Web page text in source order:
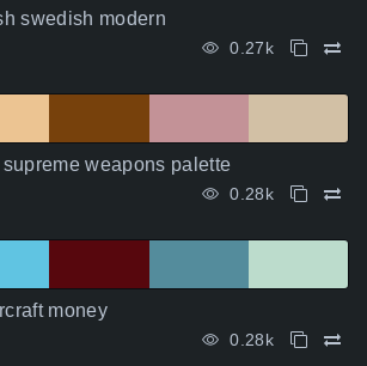
swedish modern
0.27k
weapons palette
0.28k
money
0.28k